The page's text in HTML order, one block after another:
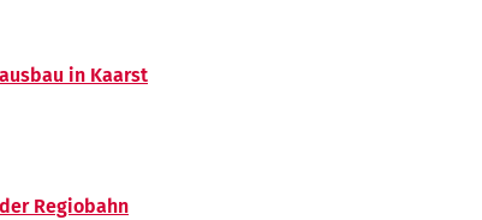
in Kaarst
Regiobahn